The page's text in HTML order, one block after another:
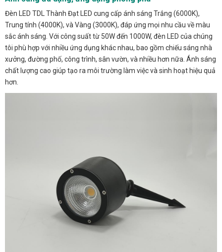
Đèn LED TDL Thành Đạt LED cung cấp ánh sáng Trắng (6000K),
Trung tính (4000K), và Vàng (3000K), đáp ứng mọi nhu cầu về màu
sắc ánh sáng. Với công suất từ 50W đến 1000W, đèn LED của chúng
tôi phù hợp với nhiều ứng dụng khác nhau, bao gồm chiếu sáng nhà
xưởng, đường phố, công trình, sân vườn, và nhiều hơn nữa. Ánh sáng
chất lượng cao giúp tạo ra môi trường làm việc và sinh hoạt hiệu quả
hơn.